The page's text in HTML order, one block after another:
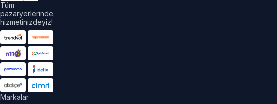
Tüm
pazaryerlerinde
hizmetinizdeyiz!
Markalar